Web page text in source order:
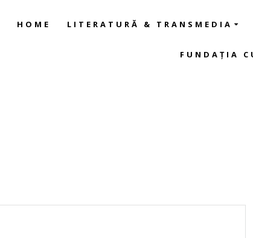
HOME LITERATURĂ & TRANSMEDIA
FUNDAȚIA